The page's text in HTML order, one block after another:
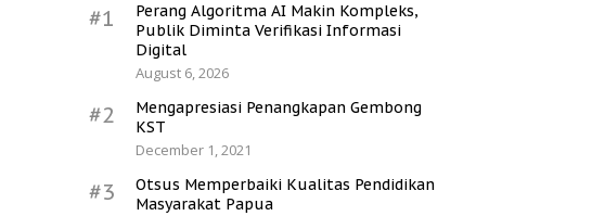
#1
Perang Algoritma AI Makin Kompleks,
Publik Diminta Verifikasi Informasi
Digital
August 6, 2026
#2
Mengapresiasi Penangkapan Gembong
KST
December 1, 2021
#3
Otsus Memperbaiki Kualitas Pendidikan
Masyarakat Papua